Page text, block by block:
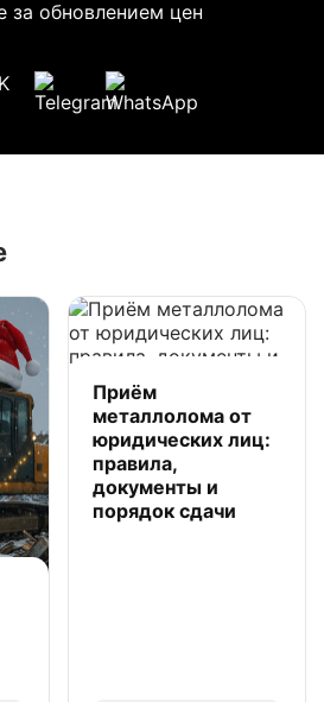
за обновлением цен
Приём
металлолома от
юридических лиц:
правила,
документы и
порядок сдачи